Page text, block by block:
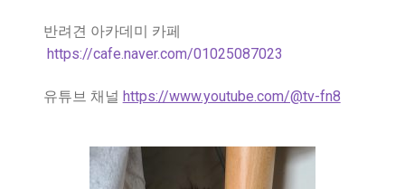
반려견 아카데미 카페
https://cafe.naver.com/01025087023
유튜브 채널 https://www.youtube.com/@tv-fn8